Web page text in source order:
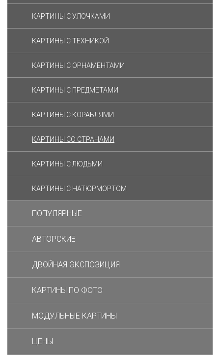
КАРТИНЫ С УЛОЧКАМИ
КАРТИНЫ C ТЕХНИКОЙ
КАРТИНЫ С ОРНАМЕНТАМИ
КАРТИНЫ С ПРЕДМЕТАМИ
КАРТИНЫ С КОРАБЛЯМИ
КАРТИНЫ СО СТРАНАМИ
КАРТИНЫ С ЛЮДЬМИ
КАРТИНЫ С НАТЮРМОРТОМ
ПОПУЛЯРНЫЕ
АВТОРСКИЕ
ДВОЙНАЯ ЭКСПОЗИЦИЯ
КАРТИНЫ ПО ФОТО
МОДУЛЬНЫЕ КАРТИНЫ
ЦЕНЫ